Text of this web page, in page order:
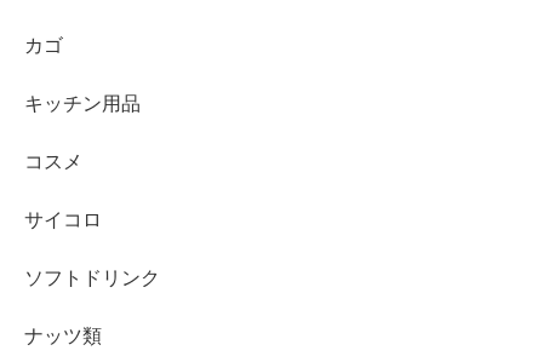
カゴ
キッチン用品
コスメ
サイコロ
ソフトドリンク
ナッツ類